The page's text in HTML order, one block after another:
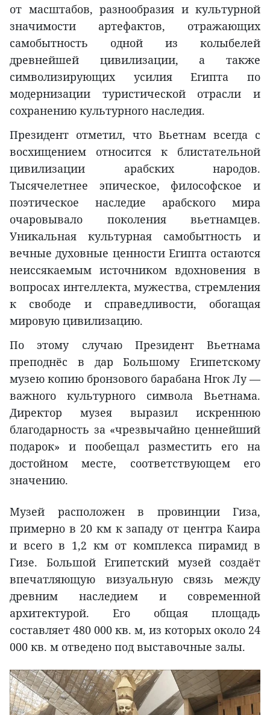
от масштабов, разнообразия и культурной
значимости артефактов, отражающих
самобытность одной из колыбелей
древнейшей цивилизации, а также
символизирующих усилия Египта по
модернизации туристической отрасли и
сохранению культурного наследия.
Президент отметил, что Вьетнам всегда с
восхищением относится к блистательной
цивилизации арабских народов.
Тысячелетнее эпическое, философское и
поэтическое наследие арабского мира
очаровывало поколения вьетнамцев.
Уникальная культурная самобытность и
вечные духовные ценности Египта остаются
неиссякаемым источником вдохновения в
вопросах интеллекта, мужества, стремления
к свободе и справедливости, обогащая
мировую цивилизацию.
По этому случаю Президент Вьетнама
преподнёс в дар Большому Египетскому
музею копию бронзового барабана Нгок Лу —
важного культурного символа Вьетнама.
Директор музея выразил искреннюю
благодарность за «чрезвычайно ценнейший
подарок» и пообещал разместить его на
достойном месте, соответствующем его
значению.
Музей расположен в провинции Гиза,
примерно в 20 км к западу от центра Каира
и всего в 1,2 км от комплекса пирамид в
Гизе. Большой Египетский музей создаёт
впечатляющую визуальную связь между
древним наследием и современной
архитектурой. Его общая площадь
составляет 480 000 кв. м, из которых около 24
000 кв. м отведено под выставочные залы.